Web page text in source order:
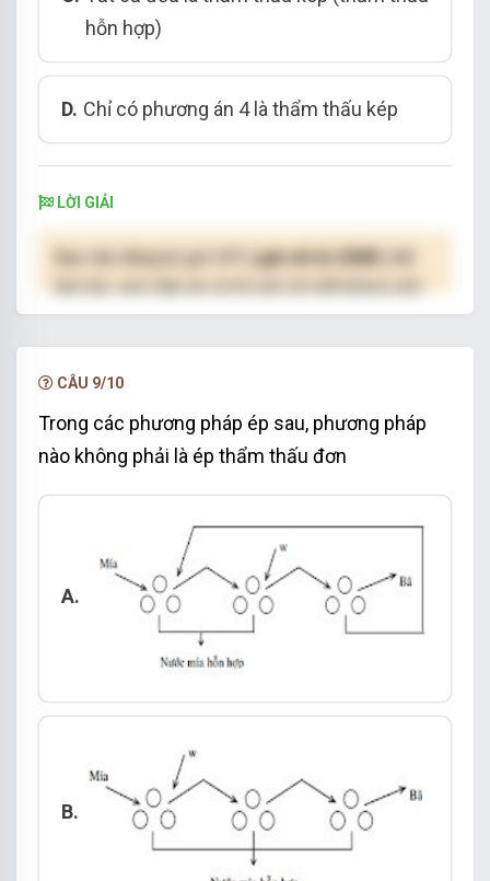
hỗn hợp)
D. Chỉ có phương án 4 là thẩm thấu kép
LỜI GIẢI
( giá chỉ từ 250K )
hạn.
CÂU 9/10
Trong các phương pháp ép sau, phương pháp
nào không phải là ép thẩm thấu đơn
A.
B.